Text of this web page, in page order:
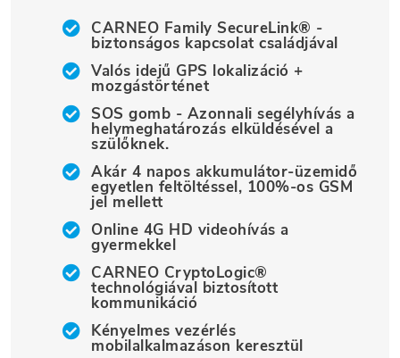
CARNEO Family SecureLink® -
biztonságos kapcsolat családjával
Valós idejű GPS lokalizáció +
mozgástörténet
SOS gomb - Azonnali segélyhívás a
helymeghatározás elküldésével a
szülőknek.
Akár 4 napos akkumulátor-üzemidő
egyetlen feltöltéssel, 100%-os GSM
jel mellett
Online 4G HD videohívás a
gyermekkel
CARNEO CryptoLogic®
technológiával biztosított
kommunikáció
Kényelmes vezérlés
mobilalkalmazáson keresztül